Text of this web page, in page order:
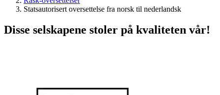
Statsautorisert oversettelse fra norsk til nederlandsk
Disse selskapene stoler på kvaliteten vår!